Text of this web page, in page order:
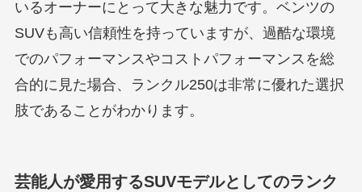
いるオーナーにとって大きな魅力です。ベンツの
SUVも高い信頼性を持っていますが、過酷な環境
でのパフォーマンスやコストパフォーマンスを総
合的に見た場合、ランクル250は非常に優れた選択
肢であることがわかります。
芸能人が愛用するSUVモデルとしてのランク